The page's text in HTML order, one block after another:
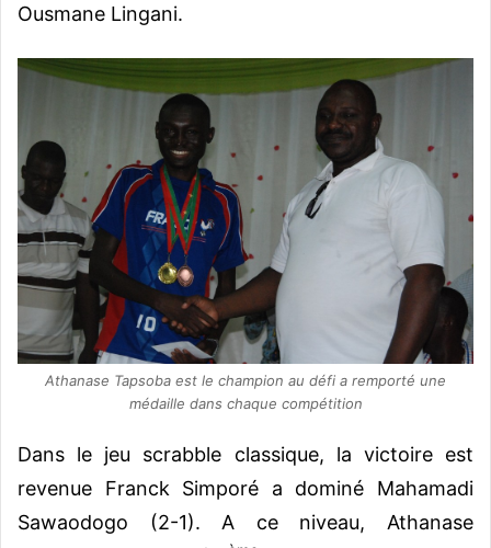
Ousmane Lingani.
Athanase Tapsoba est le champion au défi a remporté une
médaille dans chaque compétition
Dans le jeu scrabble classique, la victoire est
revenue Franck Simporé a dominé Mahamadi
Sawaodogo (2-1). A ce niveau, Athanase